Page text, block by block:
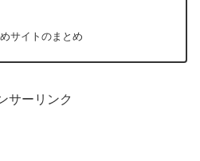
サイトのまとめ
サーリンク